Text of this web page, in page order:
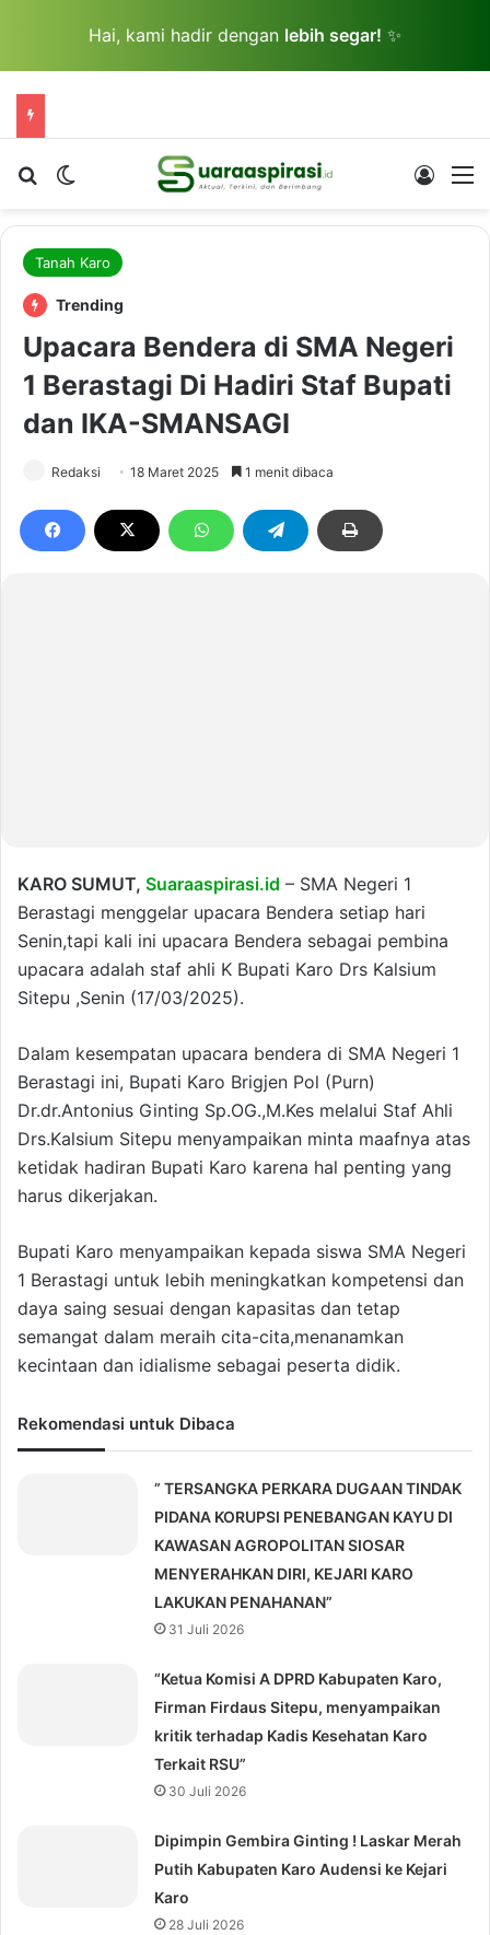
Hai, kami hadir dengan lebih segar! ✨
Cari berita...Switch skin Log In
Tanah Karo
Trending
Upacara Bendera di SMA Negeri
1 Berastagi Di Hadiri Staf Bupati
dan IKA-SMANSAGI
Redaksi 18 Maret 2025 1 menit dibaca
KARO SUMUT, Suaraaspirasi.id – SMA Negeri 1
Berastagi menggelar upacara Bendera setiap hari
Senin,tapi kali ini upacara Bendera sebagai pembina
upacara adalah staf ahli K Bupati Karo Drs Kalsium
Sitepu ,Senin (17/03/2025).
Dalam kesempatan upacara bendera di SMA Negeri 1
Berastagi ini, Bupati Karo Brigjen Pol (Purn)
Dr.dr.Antonius Ginting Sp.OG.,M.Kes melalui Staf Ahli
Drs.Kalsium Sitepu menyampaikan minta maafnya atas
ketidak hadiran Bupati Karo karena hal penting yang
harus dikerjakan.
Bupati Karo menyampaikan kepada siswa SMA Negeri
1 Berastagi untuk lebih meningkatkan kompetensi dan
daya saing sesuai dengan kapasitas dan tetap
semangat dalam meraih cita-cita,menanamkan
kecintaan dan idialisme sebagai peserta didik.
Rekomendasi untuk Dibaca
” TERSANGKA PERKARA DUGAAN TINDAK
PIDANA KORUPSI PENEBANGAN KAYU DI
KAWASAN AGROPOLITAN SIOSAR
MENYERAHKAN DIRI, KEJARI KARO
LAKUKAN PENAHANAN”
31 Juli 2026
“Ketua Komisi A DPRD Kabupaten Karo,
Firman Firdaus Sitepu, menyampaikan
kritik terhadap Kadis Kesehatan Karo
Terkait RSU”
30 Juli 2026
Dipimpin Gembira Ginting ! Laskar Merah
Putih Kabupaten Karo Audensi ke Kejari
Karo
28 Juli 2026